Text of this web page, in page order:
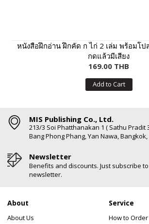
หนังสือฝึกอ่าน ฝึกคัด ก ไก่ 2 เล่ม พร้อมโป
กดแล้วมีเสียง
169.00 THB
Add to Cart
MIS Publishing Co., Ltd.
213/3 Soi Phatthanakan 1 ( Sathu Pradit
Bang Phong Phang, Yan Nawa, Bangkok,
Newsletter
Benefits and discounts. Just subscribe
newsletter.
About
About Us
Service
How to Order